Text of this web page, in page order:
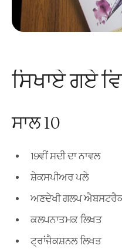
ਸਿਖਾਏ ਗਏ
ਸਾਲ 10
19ਵੀਂ ਸਦੀ ਦਾ ਨਾਵਲ
ਸ਼ੇਕਸਪੀਅਰ ਪਲੇ
ਅਣਦੇਖੀ ਗਲਪ
ਕਲਪਨਾਤਮਕ ਲਿਖਤ
ਟ੍ਰਾਂਜੈਕਸ਼ਨਲ ਲਿਖਤ